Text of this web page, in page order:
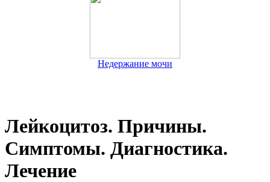
Недержание мочи
Лейкоцитоз. Причины.
Симптомы. Диагностика.
Лечение